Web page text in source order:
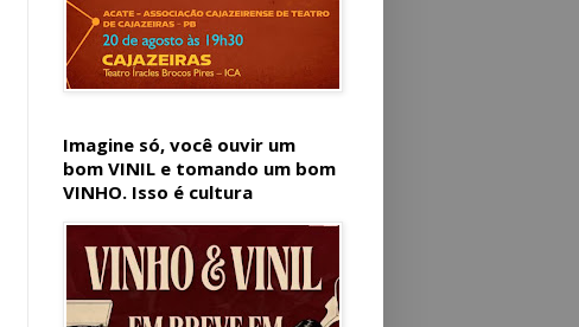
Imagine só, você ouvir um
bom VINIL e tomando um bom
VINHO. Isso é cultura